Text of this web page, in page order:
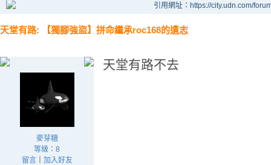
引用網址：https://city.udn.com/
天堂有路: 【獨腳強盜】拼命繼承roc168的遺志
麥芽糖
等級：8
留言｜ 加入好友
天堂有路不去